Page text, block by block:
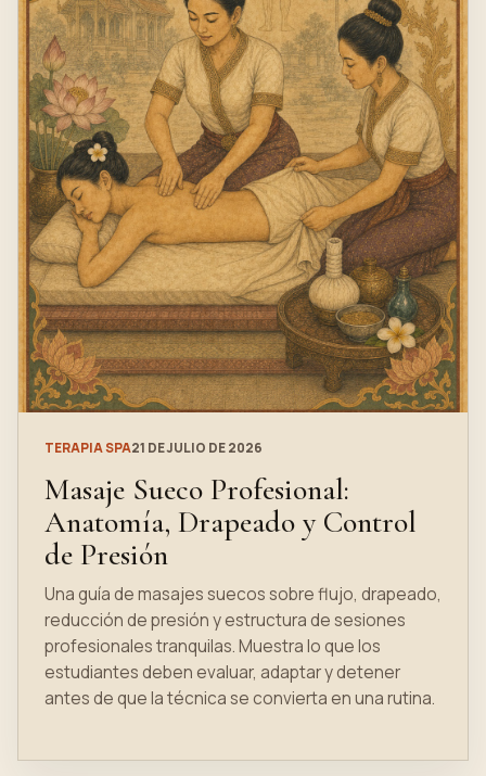
TERAPIA SPA21 DE JULIO DE 2026
Masaje Sueco Profesional:
Anatomía, Drapeado y Control
de Presión
Una guía de masajes suecos sobre flujo, drapeado,
reducción de presión y estructura de sesiones
profesionales tranquilas. Muestra lo que los
estudiantes deben evaluar, adaptar y detener
antes de que la técnica se convierta en una rutina.